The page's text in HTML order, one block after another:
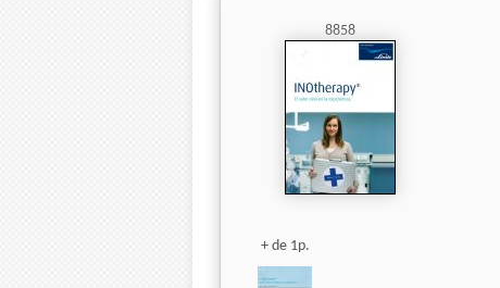
8858
+ de 1p.